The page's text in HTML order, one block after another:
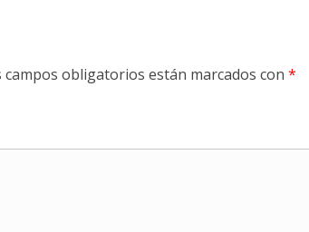
campos obligatorios están marcados con *